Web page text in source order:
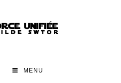
MENU